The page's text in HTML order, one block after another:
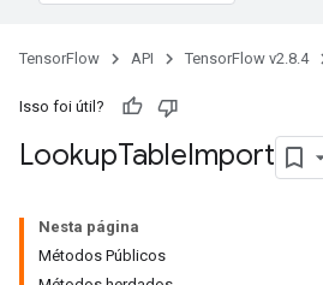
TensorFlow API TensorFlow v2.8.4
Isso foi útil?
LookupTableImport
Nesta página
Métodos Públicos